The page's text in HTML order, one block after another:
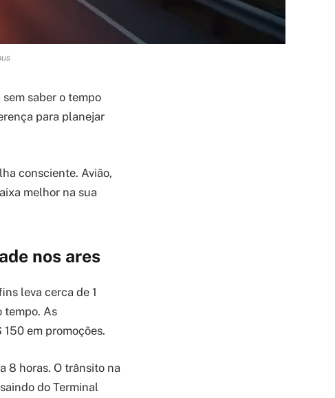
saber o tempo
para planejar
consciente. Avião,
melhor na sua
nos ares
leva cerca de 1
tempo. As
em promoções.
8 horas. O trânsito na
do Terminal